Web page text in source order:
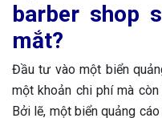
barber shop
mắt?
Đầu tư vào một biển
một khoản chi phí mà
Bởi lẽ, một biển quảng